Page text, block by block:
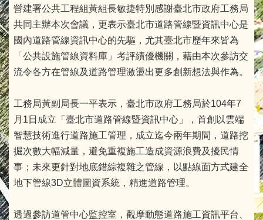
營建署公共工程組黃組長敏捷特別感謝臺北市政府工務局
共同主辦本次會議，更表示臺北市道路管線暨資訊中心是
國內道路管線資訊中心的先驅，尤其臺北市歷年來皆為
「公共設施管線資料庫」考評績優機關，藉由本次參訪交
流令各方在管線及道路管理激盪出更多創新想法與作為。
工務局黃副局長一平表示，臺北市政府工務局於104年7
月1日成立「臺北市道路管線暨資訊中心」，首創以雲端
智慧技術進行道路施工管理，成立迄今兩年期間，道路挖
掘次數大幅減量，避免重複施工造成資源浪費及擾民情
事；未來更針對地底錯綜複雜之管線，以點線面方式建全
地下管線3D立體圖資系統，精進道路管理。
透過參訪道管中心監控室，觀摩動態道路施工資訊平台、